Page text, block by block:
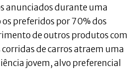
anunciados durante uma
preferidos por 70% dos
de outros produtos com
de carros atraem uma
jovem, alvo preferencial